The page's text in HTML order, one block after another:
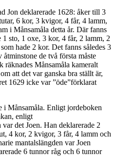
Jon deklarerade 1628: åker till 3
6 kor, 3 kvigor, 4 får, 4 lamm,
i Månsamåla detta år. Där fanns
sto, 1 oxe, 3 kor, 4 får, 2 lamm, 2
hade 2 kor. Det fanns således 3
de två första måste
räknades Månsamåla kameralt
att det var ganska bra ställt är,
1629 icke var ”öde”förklarat
i Månsamåla. Enligt jordeboken
enligt
det Joen. Han deklarerade 2
4 kor, 2 kvigor, 3 får, 4 lamm och
mantalslängden var Joen
6 tunnor råg och 6 tunnor